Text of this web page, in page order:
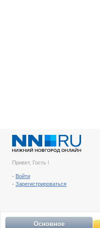
Привет, Гость !
- Войти
- Зарегистрироваться
Основное